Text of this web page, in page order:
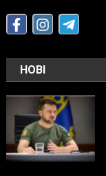
НОВІ